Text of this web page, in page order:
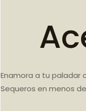
Enamora a tu paladar
Sequeros en menos